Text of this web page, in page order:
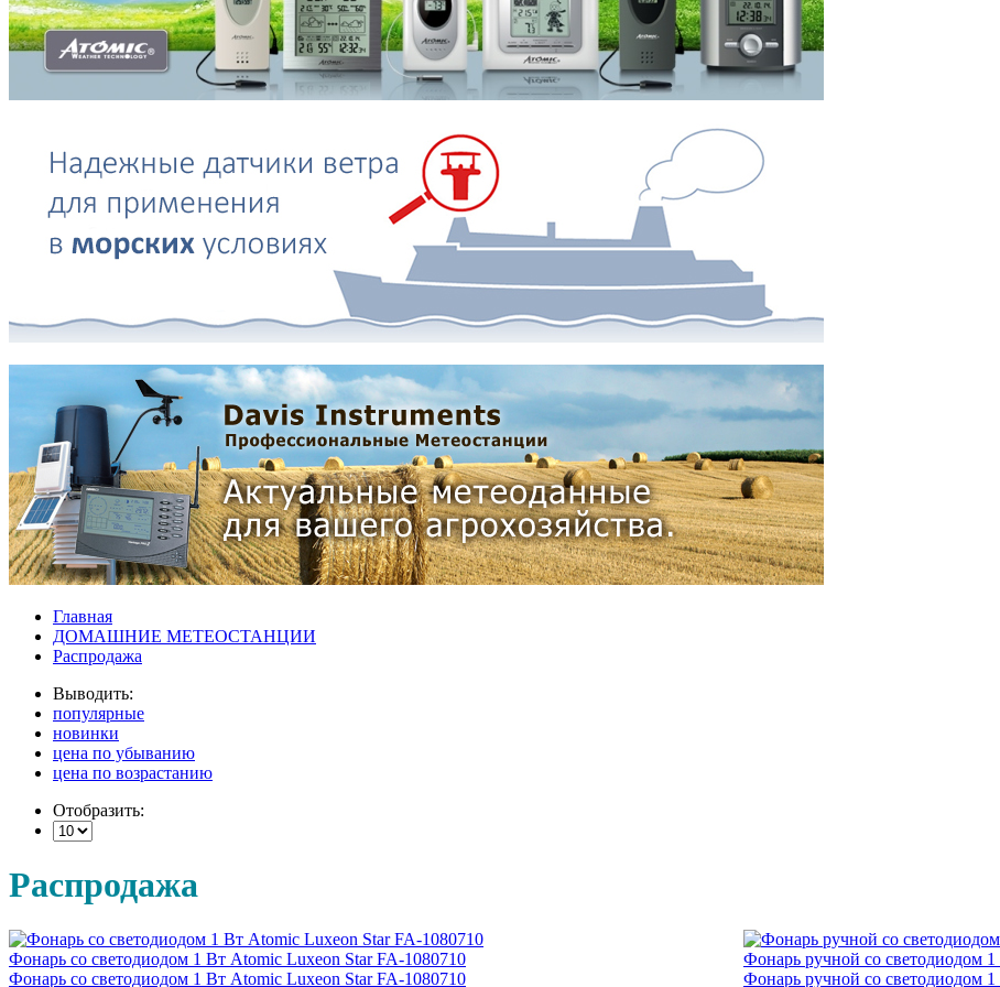
Главная
ДОМАШНИЕ МЕТЕОСТАНЦИИ
Распродажа
Выводить:
популярные
новинки
цена по убыванию
цена по возрастанию
Отобразить:
Распродажа
Фонарь со светодиодом 1 Вт Atomic Luxeon Star FA-1080710
Фонарь со светодиодом 1 Вт Atomic Luxeon Star FA-1080710
Фонарь ручной со светодиодом
Фонарь ручной со светодиодом